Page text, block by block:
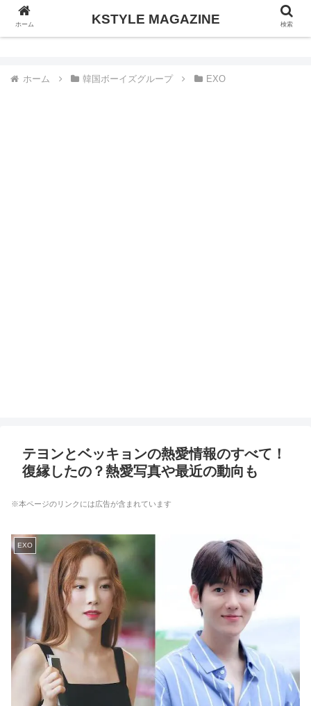
KSTYLE MAGAZINE
ホーム 韓国ボーイズグループ EXO
テヨンとベッキョンの熱愛情報のすべて！
復縁したの？熱愛写真や最近の動向も
※本ページのリンクには広告が含まれています
EXO
ホーム KSTYLE MAGAZINE 検索